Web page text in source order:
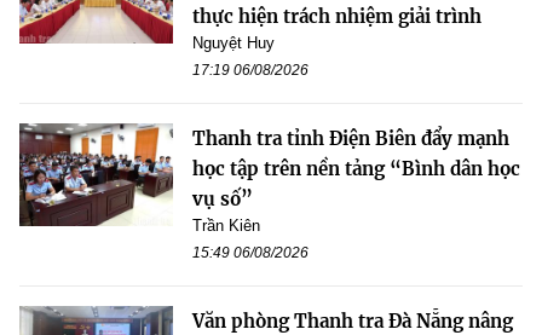
thực hiện trách nhiệm giải trình
Nguyệt Huy
17:19 06/08/2026
Thanh tra tỉnh Điện Biên đẩy mạnh
học tập trên nền tảng “Bình dân học
vụ số”
Trần Kiên
15:49 06/08/2026
Văn phòng Thanh tra Đà Nẵng nâng